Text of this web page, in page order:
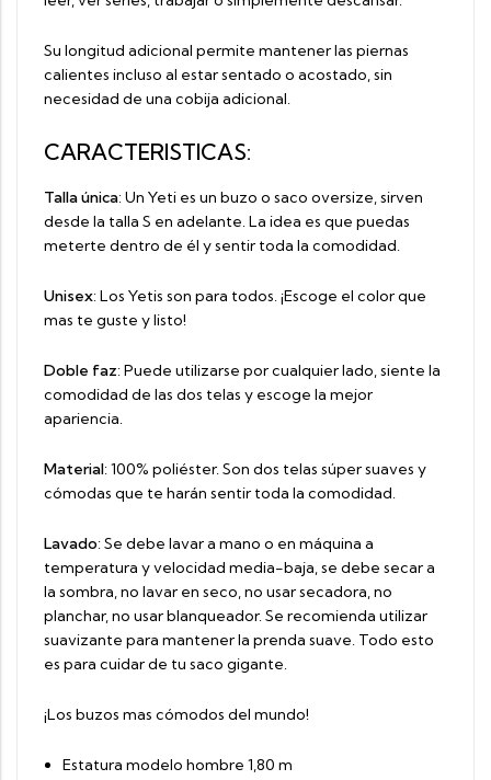
Su longitud adicional permite mantener las piernas
calientes incluso al estar sentado o acostado, sin
necesidad de una cobija adicional.
CARACTERISTICAS:
Talla única: Un Yeti es un buzo o saco oversize, sirven
desde la talla S en adelante. La idea es que puedas
meterte dentro de él y sentir toda la comodidad.
Unisex: Los Yetis son para todos. ¡Escoge el color que
mas te guste y listo!
Doble faz: Puede utilizarse por cualquier lado, siente la
comodidad de las dos telas y escoge la mejor
apariencia.
Material: 100% poliéster. Son dos telas súper suaves y
cómodas que te harán sentir toda la comodidad.
Lavado: Se debe lavar a mano o en máquina a
temperatura y velocidad media-baja, se debe secar a
la sombra, no lavar en seco, no usar secadora, no
planchar, no usar blanqueador. Se recomienda utilizar
suavizante para mantener la prenda suave. Todo esto
es para cuidar de tu saco gigante.
¡Los buzos mas cómodos del mundo!
Estatura modelo hombre 1,80 m